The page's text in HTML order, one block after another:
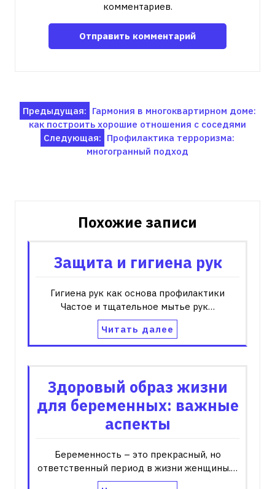
комментариев.
Навигация
по
записям
Предыдущая: Гармония в многоквартирном доме:
как построить хорошие отношения с соседями
Следующая: Профилактика терроризма:
многогранный подход
Похожие записи
Защита и гигиена рук
Гигиена рук как основа профилактики
Частое и тщательное мытье рук…
Читать далее
Здоровый образ жизни
для беременных: важные
аспекты
Беременность – это прекрасный, но
ответственный период в жизни женщины.…